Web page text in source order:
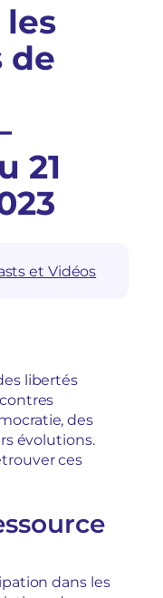
de
21
et Vidéos
libertés
des
évolutions.
ces
dans les